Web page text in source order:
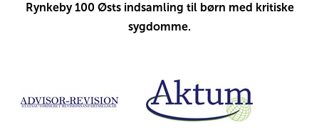
Rynkeby 100 Østs indsamling til børn med kritiske
sygdomme.